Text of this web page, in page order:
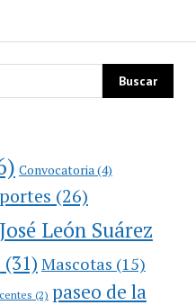
Convocatoria (4)
(26)
José León Suárez
(31) Mascotas (15)
(2) paseo de la